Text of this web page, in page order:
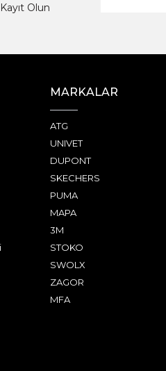
Olun
MARKALAR
ATG
UNIVET
DUPONT
SKECHERS
PUMA
MAPA
3M
STOKO
SWOLX
ZAGOR
MFA